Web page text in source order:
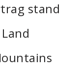
stand